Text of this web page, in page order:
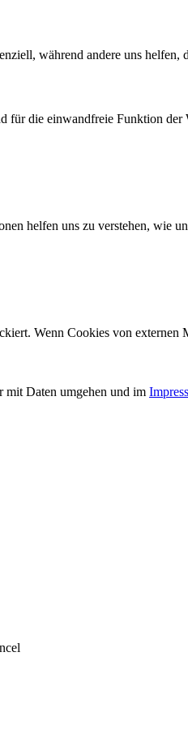
während andere uns helfen,
für die einwandfreie Funktion der
helfen uns zu verstehen, wie
Wenn Cookies von
mit Daten umgehen und im